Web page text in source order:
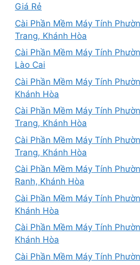
Giá Rẻ
Cài Phần Mềm Máy Tính
Trang, Khánh Hòa
Cài Phần Mềm Máy Tính
Lào Cai
Cài Phần Mềm Máy Tính
Khánh Hòa
Cài Phần Mềm Máy Tính
Trang, Khánh Hòa
Cài Phần Mềm Máy Tính
Trang, Khánh Hòa
Cài Phần Mềm Máy Tính
Ranh, Khánh Hòa
Cài Phần Mềm Máy Tính
Khánh Hòa
Cài Phần Mềm Máy Tính
Khánh Hòa
Cài Phần Mềm Máy Tính